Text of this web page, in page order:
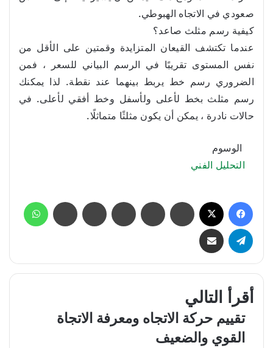
صعودي في الاتجاه الهبوطي.
كيفية رسم مثلث صاعد؟
عندما تكتشف القيعان المتزايدة وقمتين على الأقل من
نفس المستوى تقريبًا في الرسم البياني للسعر ، فمن
الضروري رسم خط يربط بينهما عند نقطة. لذا يمكنك
رسم مثلث بخط لأعلى ولأسفل وخط أفقي لأعلى. في
حالات نادرة ، يمكن أن يكون مثلثًا متماثلًا.
الوسوم
التحليل الفني
فيسبوك لينكدإن بينتيريست ماسنجر ماسنجر
تيلقرام مشاركة عبر البريد
أقرأ التالي
تقييم حركة الاتجاه ومعرفة الاتجاة
القوي والضعيف